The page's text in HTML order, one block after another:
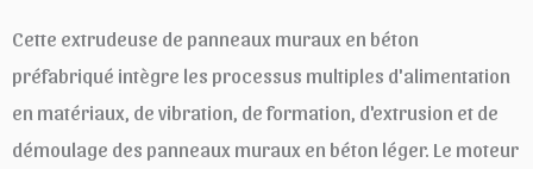
Cette extrudeuse de panneaux muraux en béton
préfabriqué intègre les processus multiples d'alimentation
en matériaux, de vibration, de formation, d'extrusion et de
démoulage des panneaux muraux en béton léger. Le moteur